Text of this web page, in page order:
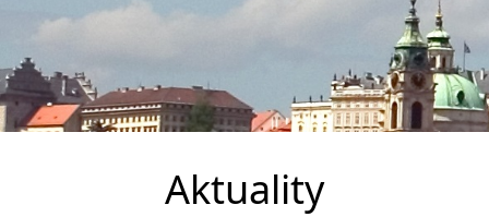
Aktuality